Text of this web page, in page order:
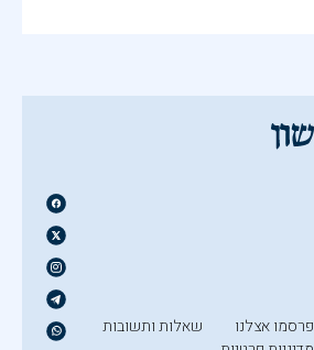
פרסמו אצלנו
שאלות ותשובות